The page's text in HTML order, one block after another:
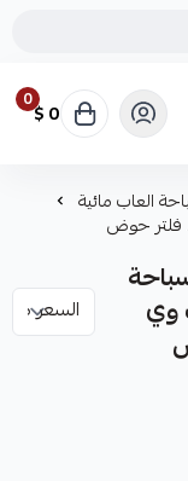
0 0 $
العاب مائية
فلتر حوض
وي